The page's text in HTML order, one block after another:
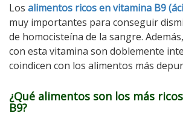
Los alimentos ricos en vitamina B9
muy importantes para conseguir
de homocisteína de la sangre.
con esta vitamina son doblemente
coindicen con los alimentos más
¿Qué alimentos son los más
B9?